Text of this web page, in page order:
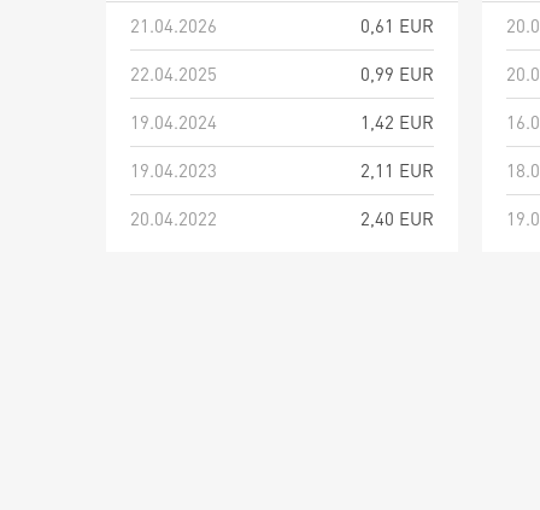
21.04.2026
0,61 EUR
22.04.2025
0,99 EUR
19.04.2024
1,42 EUR
19.04.2023
2,11 EUR
20.04.2022
2,40 EUR